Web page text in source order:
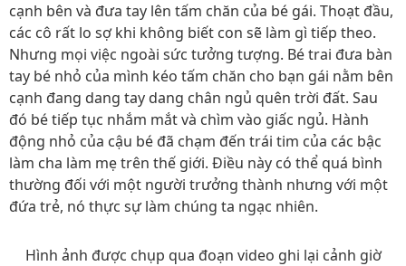
cạnh bên và đưa tay lên tấm chăn của bé gái. Thoạt đầu,
các cô rất lo sợ khi không biết con sẽ làm gì tiếp theo.
Nhưng mọi việc ngoài sức tưởng tượng. Bé trai đưa bàn
tay bé nhỏ của mình kéo tấm chăn cho bạn gái nằm bên
cạnh đang dang tay dang chân ngủ quên trời đất. Sau
đó bé tiếp tục nhắm mắt và chìm vào giấc ngủ. Hành
động nhỏ của cậu bé đã chạm đến trái tim của các bậc
làm cha làm mẹ trên thế giới. Điều này có thể quá bình
thường đối với một người trưởng thành nhưng với một
đứa trẻ, nó thực sự làm chúng ta ngạc nhiên.
Hình ảnh được chụp qua đoạn video ghi lại cảnh giờ